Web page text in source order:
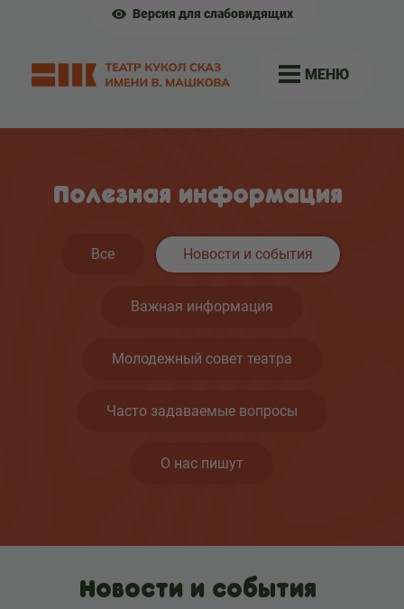
Версия для слабовидящих
МЕНЮ
Полезная информация
Все Новости и события
Важная информация
Молодежный совет театра
Часто задаваемые вопросы
О нас пишут
Новости и события